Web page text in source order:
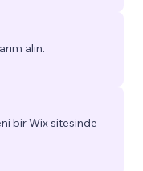
alın.
bir Wix sitesinde